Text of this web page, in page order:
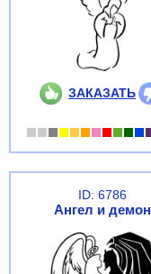
ЗАКАЗАТЬ
ID: 6786
Ангел и демон